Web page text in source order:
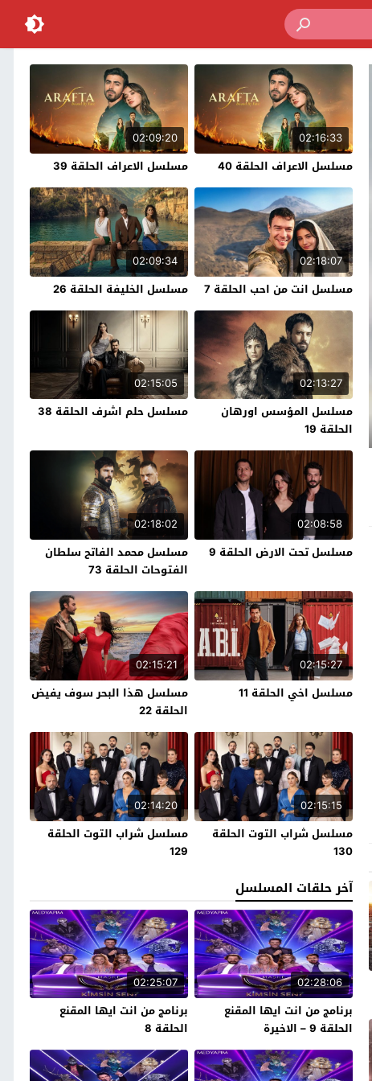
02:16:33
مسلسل الاعراف الحلقة 40
02:09:20
مسلسل الاعراف الحلقة 39
02:18:07
مسلسل انت من احب الحلقة 7
02:09:34
مسلسل الخليفة الحلقة 26
02:13:27
مسلسل المؤسس اورهان
الحلقة 19
02:15:05
مسلسل حلم اشرف الحلقة 38
02:08:58
مسلسل تحت الارض الحلقة 9
02:18:02
مسلسل محمد الفاتح سلطان
الفتوحات الحلقة 73
02:15:27
مسلسل اخي الحلقة 11
02:15:21
مسلسل هذا البحر سوف يفيض
الحلقة 22
02:15:15
مسلسل شراب التوت الحلقة
130
02:14:20
مسلسل شراب التوت الحلقة
129
آخر حلقات المسلسل
02:28:06
برنامج من انت ايها المقنع
الحلقة 9 – الاخيرة
02:25:07
برنامج من انت ايها المقنع
الحلقة 8